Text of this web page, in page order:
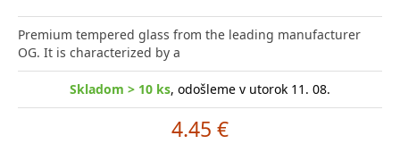
Premium tempered glass from the leading manufacturer
OG. It is characterized by a
Skladom > 10 ks, odošleme v utorok 11. 08.
4.45 €